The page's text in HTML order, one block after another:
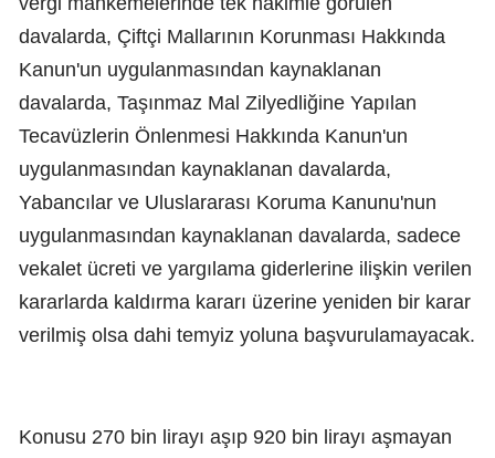
davalarda, Çiftçi Mallarının Korunması Hakkında
Kanun'un uygulanmasından kaynaklanan
davalarda, Taşınmaz Mal Zilyedliğine Yapılan
Tecavüzlerin Önlenmesi Hakkında Kanun'un
uygulanmasından kaynaklanan davalarda,
Yabancılar ve Uluslararası Koruma Kanunu'nun
uygulanmasından kaynaklanan davalarda, sadece
vekalet ücreti ve yargılama giderlerine ilişkin verilen
kararlarda kaldırma kararı üzerine yeniden bir karar
verilmiş olsa dahi temyiz yoluna başvurulamayacak.
Konusu 270 bin lirayı aşıp 920 bin lirayı aşmayan